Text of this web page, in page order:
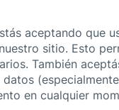
aceptando que
sitio. Esto
También
en cualquier